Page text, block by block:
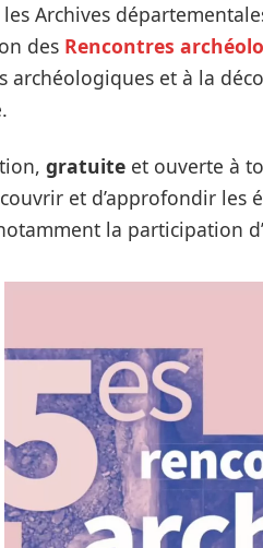
les Archives
des Rencontres
archéologiques et à la
gratuiteet ouverte à
et d’approfondir les
la participation